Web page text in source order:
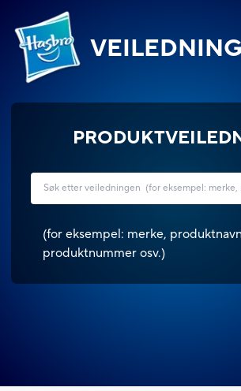
VEILEDNING
(for eksempel: merke,
produktnummer osv.)